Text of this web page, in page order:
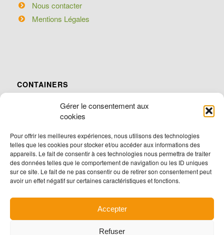
Gérer le consentement aux
cookies
Pour offrir les meilleures expériences, nous utilisons des technologies
telles que les cookies pour stocker et/ou accéder aux informations des
appareils. Le fait de consentir à ces technologies nous permettra de traiter
des données telles que le comportement de navigation ou les ID uniques
sur ce site. Le fait de ne pas consentir ou de retirer son consentement peut
avoir un effet négatif sur certaines caractéristiques et fonctions.
Accepter
Refuser
Nous contacter
Mentions Légales
CONTAINERS
Nos conditions de location
Nos services
Lille